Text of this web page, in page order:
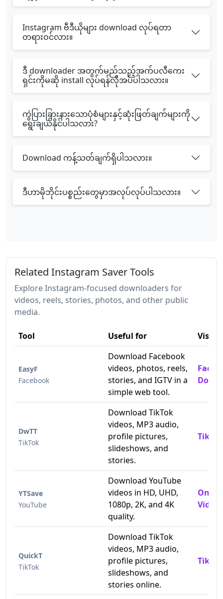
Instagram ဗီဒီယိုများ download လုပ်ရတာ
တရားဝင်လား။
ဒီ downloader အတွက်မည်သည့်အက်ပလီကေး
ရှင်းကိုမဆို install လုပ်ရန်လိုအပ်ပါသလား။
ကွဲပြားခြားနားသောပုံစံများနှင့်ဆုံးဖြတ်ချက်များကို
ရွေးချယ်နိုင်ပါသလား?
Download ကန့်သတ်ချက်ရှိပါသလား။
ဒီဟာမိုဘိုင်းပစ္စည်းတွေမှာအလုပ်လုပ်ပါသလား။
Related Instagram Saver Tools
Explore Instagram-focused downloaders for
videos, reels, stories, photos, and other public
media.
Tool Useful for Visit
EasyF
Facebook
Download Facebook
videos, photos, reels,
stories, and IGTV in a
simple web tool.
DwTT
TikTok
Download TikTok
videos, MP3 audio,
profile pictures,
slideshows, and
stories.
YTSave
YouTube
Download YouTube
videos in HD, UHD,
1080p, 2K, and 4K
quality.
Video
QuickT
TikTok
Download TikTok
videos, MP3 audio,
profile pictures,
slideshows, and
stories online.